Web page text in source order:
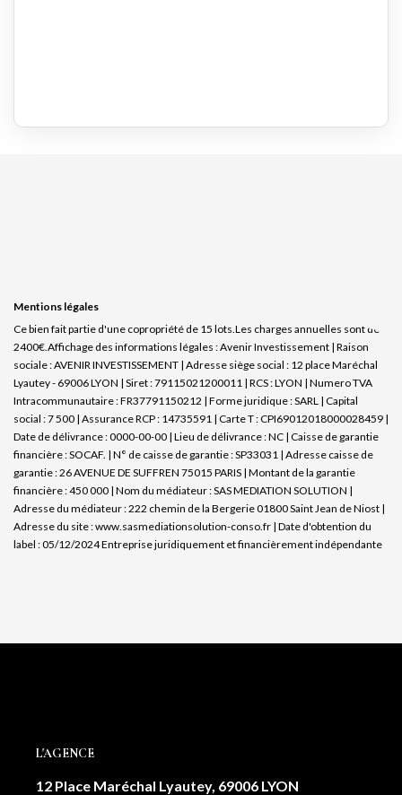
Mentions légales
Ce bien fait partie d'une copropriété de 15 lots.Les charges annuelles sont de
2400€.Affichage des informations légales : Avenir Investissement | Raison
sociale : AVENIR INVESTISSEMENT | Adresse siège social : 12 place Maréchal
Lyautey - 69006 LYON | Siret : 79115021200011 | RCS : LYON | Numero TVA
Intracommunautaire : FR37791150212 | Forme juridique : SARL | Capital
social : 7 500 | Assurance RCP : 14735591 | Carte T : CPI69012018000028459 |
Date de délivrance : 0000-00-00 | Lieu de délivrance : NC | Caisse de garantie
financière : SOCAF. | N° de caisse de garantie : SP33031 | Adresse caisse de
garantie : 26 AVENUE DE SUFFREN 75015 PARIS | Montant de la garantie
financière : 450 000 | Nom du médiateur : SAS MEDIATION SOLUTION |
Adresse du médiateur : 222 chemin de la Bergerie 01800 Saint Jean de Niost |
Adresse du site :www.sasmediationsolution-conso.fr | Date d'obtention du
label : 05/12/2024Entreprise juridiquement et financièrement indépendante
L'AGENCE
12 Place Maréchal Lyautey, 69006 LYON